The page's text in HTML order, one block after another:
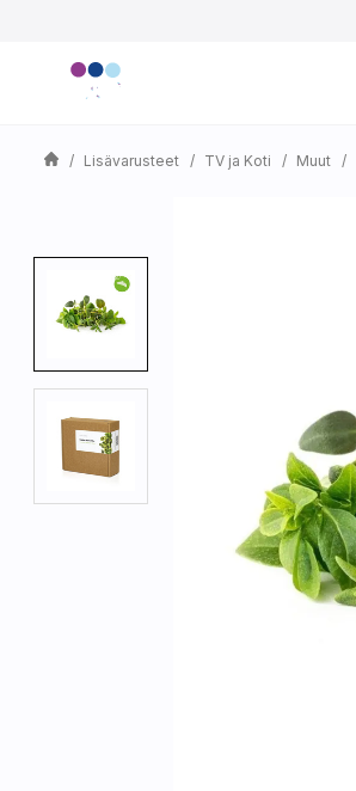
Lisävarusteet TV ja Koti Muut